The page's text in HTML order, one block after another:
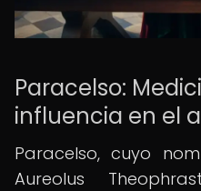
Paracelso:
influencia en el
Paracelso, cuyo
Aureolus